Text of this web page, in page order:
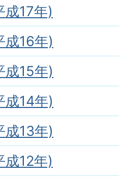
成17年)
成16年)
成15年)
成14年)
成13年)
成12年)